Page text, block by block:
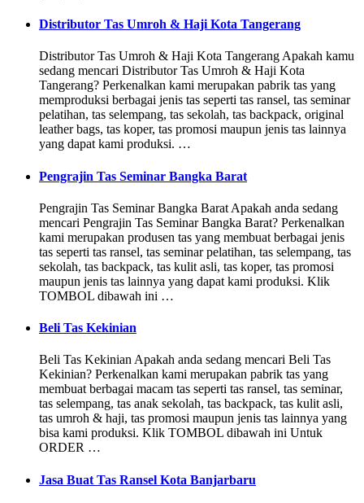
Distributor Tas Umroh & Haji Kota Tangerang
Distributor Tas Umroh & Haji Kota Tangerang Apakah kamu
sedang mencari Distributor Tas Umroh & Haji Kota
Tangerang? Perkenalkan kami merupakan pabrik tas yang
memproduksi berbagai jenis tas seperti tas ransel, tas seminar
pelatihan, tas selempang, tas sekolah, tas backpack, original
leather bags, tas koper, tas promosi maupun jenis tas lainnya
yang dapat kami produksi. …
Pengrajin Tas Seminar Bangka Barat
Pengrajin Tas Seminar Bangka Barat Apakah anda sedang
mencari Pengrajin Tas Seminar Bangka Barat? Perkenalkan
kami merupakan produsen tas yang membuat berbagai jenis
tas seperti tas ransel, tas seminar pelatihan, tas selempang, tas
sekolah, tas backpack, tas kulit asli, tas koper, tas promosi
maupun jenis tas lainnya yang dapat kami produksi. Klik
TOMBOL dibawah ini …
Beli Tas Kekinian
Beli Tas Kekinian Apakah anda sedang mencari Beli Tas
Kekinian? Perkenalkan kami merupakan pabrik tas yang
membuat berbagai macam tas seperti tas ransel, tas seminar,
tas selempang, tas anak sekolah, tas backpack, tas kulit asli,
tas umroh & haji, tas promosi maupun jenis tas lainnya yang
bisa kami produksi. Klik TOMBOL dibawah ini Untuk
ORDER …
Jasa Buat Tas Ransel Kota Banjarbaru